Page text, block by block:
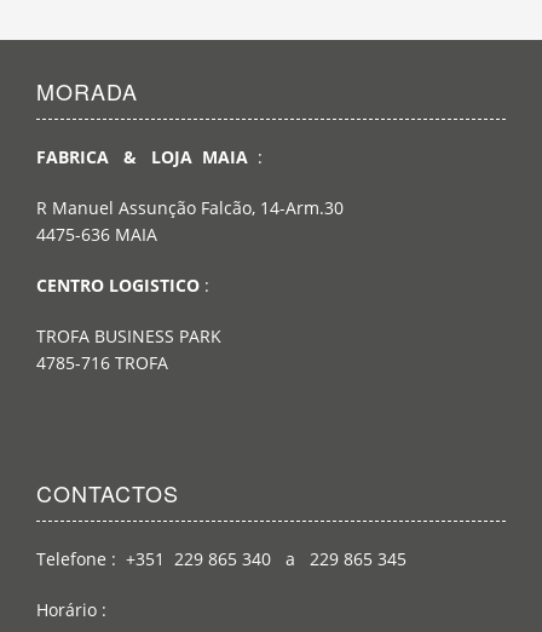
MORADA
FABRICA & LOJA MAIA :
R Manuel Assunção Falcão, 14-Arm.30
4475-636 MAIA
CENTRO LOGISTICO :
TROFA BUSINESS PARK
4785-716 TROFA
CONTACTOS
Telefone : +351 229 865 340 a 229 865 345
Horário :